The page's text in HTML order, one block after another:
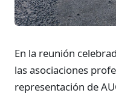
En la reunión
las asociaciones
representación de